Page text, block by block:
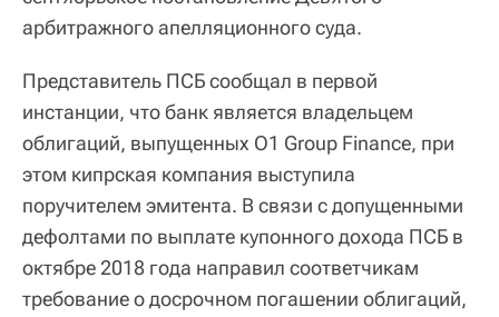
арбитражного апелляционного суда.
Представитель ПСБ сообщал в первой
инстанции, что банк является владельцем
облигаций, выпущенных O1 Group Finance, при
этом кипрская компания выступила
поручителем эмитента. В связи с допущенными
дефолтами по выплате купонного дохода ПСБ в
октябре 2018 года направил соответчикам
требование о досрочном погашении облигаций,